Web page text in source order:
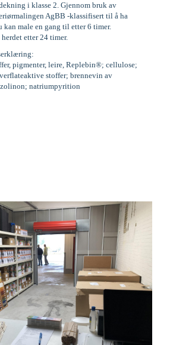
i klasse 2. Gjennom bruk av
AgBB -klassifisert til å ha
male en gang til etter 6 timer.
etter 24 timer.
pigmenter, leire, Replebin®; cellulose;
stoffer; brennevin av
natriumpyrition